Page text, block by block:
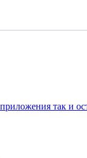
так и